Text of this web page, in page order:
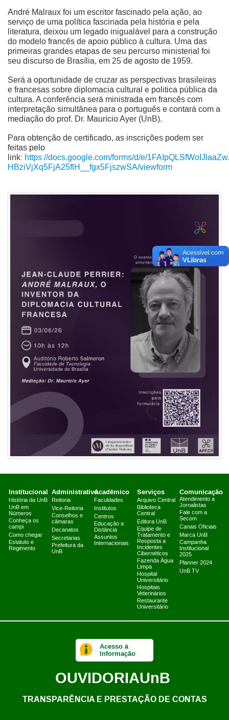
André Malraux foi um escritor fascinado pela ação, ao
serviço de uma política fascinada pela história e pela
literatura, deixou um legado inigualável para a construção
do modelo francês de apoio público à cultura. Uma das
primeiras grandes etapas de seu percurso ministerial foi
seu discurso de Brasília, em 25 de agosto de 1959.
Será a oportunidade de cruzar as perspectivas brasileiras
e francesas sobre diplomacia cultural e politica pública da
cultura. A conferência será ministrada em francês com
interpretação simultânea para o português e contará com a
mediação do prof. Dr. Maurício Ayer (UnB).
Para obtenção de certificado, as inscrições podem ser
feitas pelo
link: https://docs.google.com/forms/d/e/
HBziVjXq5FjA25flH__fgx5FjszwSA/viewform
Institucional
História da UnB
UnB em
Números
Conheça os
campi
Como chegar
Estatuto e
Regimento
Administrativo
Reitoria
Vice-Reitoria
Conselhos e
câmaras
Decanatos
Secretarias
Prefeitura da
UnB
Acadêmico
Faculdades
Institutos
Centros
Educação a
Distância
Assuntos
Internacionais
Serviços
Arquivo Central
Biblioteca
Central
Editora UnB
Equipe de
Tratamento e
Resposta a
Incidentes
Cibernéticos
Fazenda Água
Limpa
Hospital
Universitário
Hospitais
Veterinários
Restaurante
Universitário
Comunicação
Atendimento a
Jornalistas
Fale com a
Secom
Canais Oficiais
Marca UnB
Campanha
Institucional
2025
Planner 2024
UnB TV
Acesso à
Informação
OUVIDORIAUnB
TRANSPARÊNCIA E PRESTAÇÃO DE CONTAS